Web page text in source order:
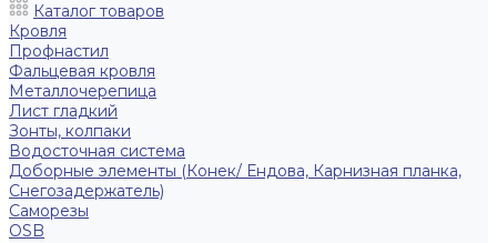
Каталог товаров
Кровля
Профнастил
Фальцевая кровля
Металлочерепица
Лист гладкий
Зонты, колпаки
Водосточная система
Доборные элементы (Конек/ Ендова, Карнизная планка,
Снегозадержатель)
Саморезы
ОSB